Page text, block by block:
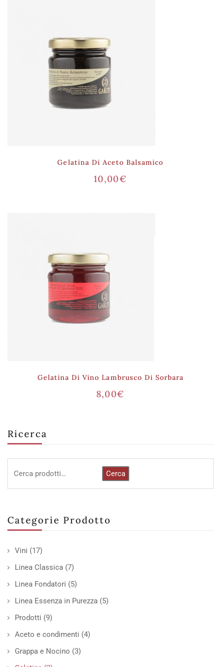
Ricerca
Cerca
Categorie Prodotto
Vini (17)
Linea Classica (7)
Linea Fondatori (5)
Linea Essenza in Purezza (5)
Prodotti (9)
Aceto e condimenti (4)
Grappa e Nocino (3)
Gelatina Di Aceto Balsamico
10,00€
Gelatina Di Vino Lambrusco Di Sorbara
8,00€